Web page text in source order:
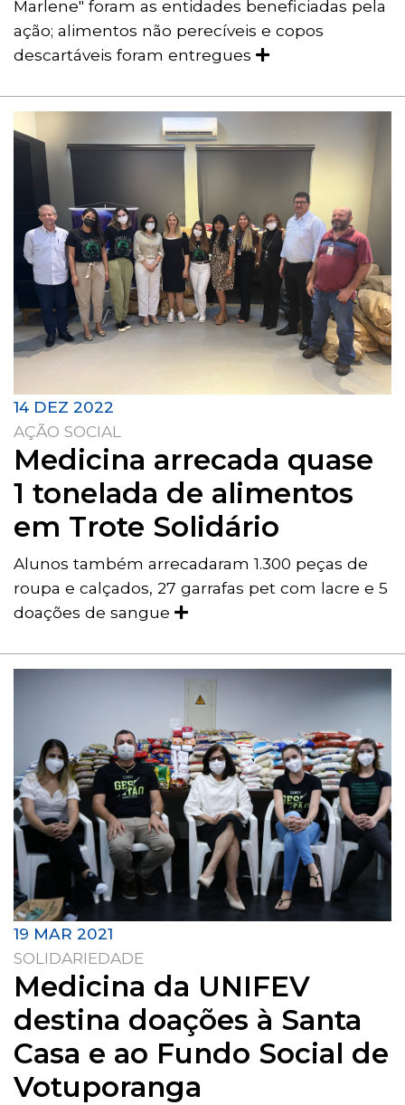
Marlene" foram as entidades beneficiadas pela
ação; alimentos não perecíveis e copos
descartáveis foram entregues
14 DEZ 2022
AÇÃO SOCIAL
Medicina arrecada quase
1 tonelada de alimentos
em Trote Solidário
Alunos também arrecadaram 1.300 peças de
roupa e calçados, 27 garrafas pet com lacre e 5
doações de sangue
19 MAR 2021
SOLIDARIEDADE
Medicina da UNIFEV
destina doações à Santa
Casa e ao Fundo Social de
Votuporanga